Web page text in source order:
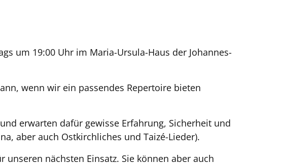
um 19:00 Uhr im Maria-Ursula-Haus der Johannes-
wenn wir ein passendes Repertoire bieten
erwarten dafür gewisse Erfahrung, Sicherheit und
aber auch Ostkirchliches und Taizé-Lieder).
nächsten Einsatz. Sie können aber auch